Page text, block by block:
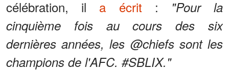
célébration, il a écrit :
"Pour la
cinquième fois au cours des six
dernières années, les @chiefs sont les
champions de l'AFC. #SBLIX."